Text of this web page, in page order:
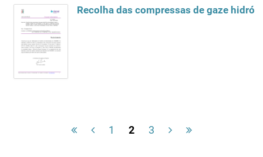
Recolha das compressas de gaze
1 2 3